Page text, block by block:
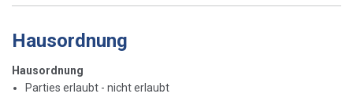
Hausordnung
Hausordnung
Parties erlaubt - nicht erlaubt